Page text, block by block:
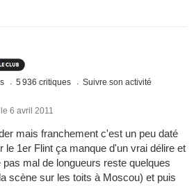
5 936 critiques Suivre son activité
6 avril 2011
mais franchement c'est un peu daté
1er Flint ça manque d'un vrai délire et
mal de longueurs reste quelques
scène sur les toits à Moscou) et puis